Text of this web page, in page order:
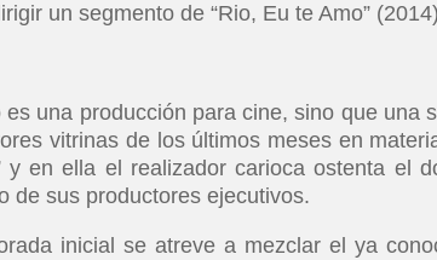
un segmento de “Rio, Eu te Amo”
una producción para cine, sino que una
vitrinas de los últimos meses en
y en ella el realizador carioca ostenta el
de sus productores ejecutivos.
inicial se atreve a mezclar el ya